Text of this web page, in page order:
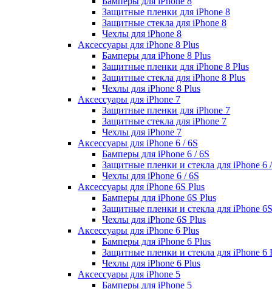
Защитные пленки для iPhone 8
Защитные стекла для iPhone 8
Чехлы для iPhone 8
Аксессуары для iPhone 8 Plus
Бамперы для iPhone 8 Plus
Защитные пленки для iPhone 8 Plus
Защитные стекла для iPhone 8 Plus
Чехлы для iPhone 8 Plus
Аксессуары для iPhone 7
Защитные пленки для iPhone 7
Защитные стекла для iPhone 7
Чехлы для iPhone 7
Аксессуары для iPhone 6 / 6S
Бамперы для iPhone 6 / 6S
Защитные пленки и стекла для iPhone 6
Чехлы для iPhone 6 / 6S
Аксессуары для iPhone 6S Plus
Бамперы для iPhone 6S Plus
Защитные пленки и стекла для iPhone
Чехлы для iPhone 6S Plus
Аксессуары для iPhone 6 Plus
Бамперы для iPhone 6 Plus
Защитные пленки и стекла для iPhone 6
Чехлы для iPhone 6 Plus
Аксессуары для iPhone 5
Бамперы для iPhone 5